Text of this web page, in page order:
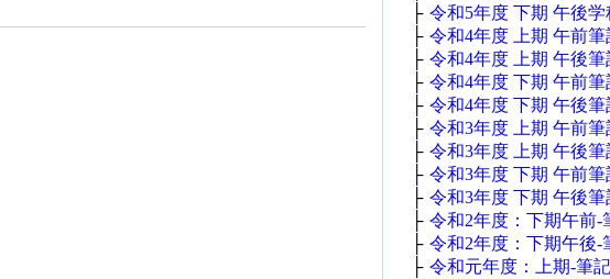
├ 令和5年度 下期 午後学
├ 令和4年度 上期 午前筆
├ 令和4年度 上期 午後筆
├ 令和4年度 下期 午前筆
├ 令和4年度 下期 午後筆
├ 令和3年度 上期 午前筆
├ 令和3年度 上期 午後筆
├ 令和3年度 下期 午前筆
├ 令和3年度 下期 午後筆
├ 令和2年度：下期午前‐
├ 令和2年度：下期午後‐
├ 令和元年度：上期‐筆記